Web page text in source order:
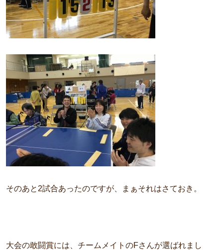
そのあと2試合あったのですが、まぁそれはさておき。
大会の敢闘賞には、チームメイトのFさんが選ばれまし